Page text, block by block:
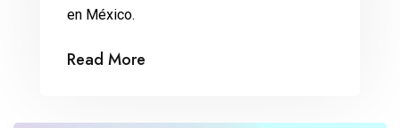
en México.
Read More